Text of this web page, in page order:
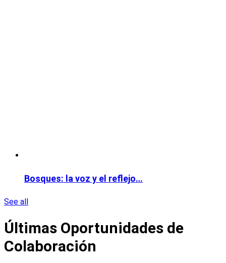
Bosques: la voz y el reflejo…
See all
Últimas Oportunidades de
Colaboración